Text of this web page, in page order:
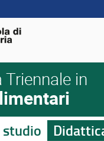
in
studio